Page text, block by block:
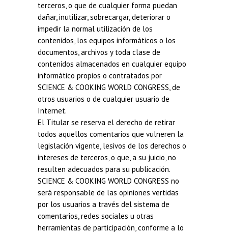
terceros, o que de cualquier forma puedan
dañar, inutilizar, sobrecargar, deteriorar o
impedir la normal utilización de los
contenidos, los equipos informáticos o los
documentos, archivos y toda clase de
contenidos almacenados en cualquier equipo
informático propios o contratados por
SCIENCE & COOKING WORLD CONGRESS, de
otros usuarios o de cualquier usuario de
Internet.
El Titular se reserva el derecho de retirar
todos aquellos comentarios que vulneren la
legislación vigente, lesivos de los derechos o
intereses de terceros, o que, a su juicio, no
resulten adecuados para su publicación.
SCIENCE & COOKING WORLD CONGRESS no
será responsable de las opiniones vertidas
por los usuarios a través del sistema de
comentarios, redes sociales u otras
herramientas de participación, conforme a lo